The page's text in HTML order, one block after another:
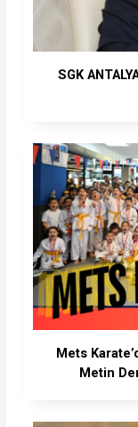
SGK
Mets
Metin